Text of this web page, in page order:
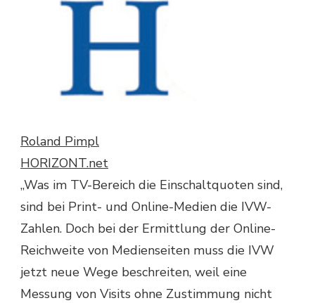
Roland Pimpl
HORIZONT.net
„Was im TV-Bereich die Einschaltquoten sind,
sind bei Print- und Online-Medien die IVW-
Zahlen. Doch bei der Ermittlung der Online-
Reichweite von Medienseiten muss die IVW
jetzt neue Wege beschreiten, weil eine
Messung von Visits ohne Zustimmung nicht